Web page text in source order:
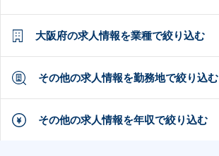
大阪府の求人情報を業種で絞り込む
その他の求人情報を勤務地で絞り込む
その他の求人情報を年収で絞り込む